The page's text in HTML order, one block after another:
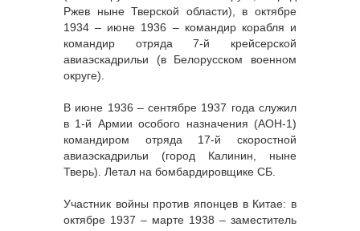
Ржев ныне Тверской области), в октябре
1934 – июне 1936 – командир корабля и
командир отряда 7-й крейсерской
авиаэскадрильи (в Белорусском военном
округе).
В июне 1936 – сентябре 1937 года служил
в 1-й Армии особого назначения (АОН-1)
командиром отряда 17-й скоростной
авиаэскадрильи (город Калинин, ныне
Тверь). Летал на бомбардировщике СБ.
Участник войны против японцев в Китае: в
октябре 1937 – марте 1938 – заместитель